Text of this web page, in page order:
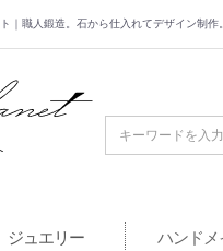
｜職人鍛造。石から仕入れてデザイン制作
公式サ
ジュエリー ハンドメ